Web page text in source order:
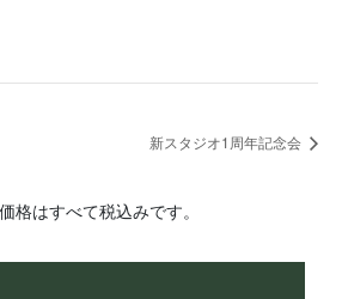
新スタジオ1周年記念会
格はすべて税込みです。